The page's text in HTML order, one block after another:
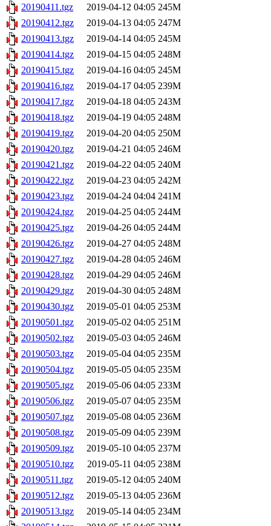
20190411.tgz
2019-04-12 04:05 245M
20190412.tgz
2019-04-13 04:05 247M
20190413.tgz
2019-04-14 04:05 245M
20190414.tgz
2019-04-15 04:05 248M
20190415.tgz
2019-04-16 04:05 245M
20190416.tgz
2019-04-17 04:05 239M
20190417.tgz
2019-04-18 04:05 243M
20190418.tgz
2019-04-19 04:05 248M
20190419.tgz
2019-04-20 04:05 250M
20190420.tgz
2019-04-21 04:05 246M
20190421.tgz
2019-04-22 04:05 240M
20190422.tgz
2019-04-23 04:05 242M
20190423.tgz
2019-04-24 04:04 241M
20190424.tgz
2019-04-25 04:05 244M
20190425.tgz
2019-04-26 04:05 244M
20190426.tgz
2019-04-27 04:05 248M
20190427.tgz
2019-04-28 04:05 246M
20190428.tgz
2019-04-29 04:05 246M
20190429.tgz
2019-04-30 04:05 248M
20190430.tgz
2019-05-01 04:05 253M
20190501.tgz
2019-05-02 04:05 251M
20190502.tgz
2019-05-03 04:05 246M
20190503.tgz
2019-05-04 04:05 235M
20190504.tgz
2019-05-05 04:05 235M
20190505.tgz
2019-05-06 04:05 233M
20190506.tgz
2019-05-07 04:05 235M
20190507.tgz
2019-05-08 04:05 236M
20190508.tgz
2019-05-09 04:05 239M
20190509.tgz
2019-05-10 04:05 237M
20190510.tgz
2019-05-11 04:05 238M
20190511.tgz
2019-05-12 04:05 240M
20190512.tgz
2019-05-13 04:05 236M
20190513.tgz
2019-05-14 04:05 234M